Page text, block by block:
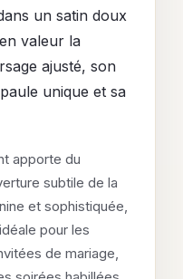
un satin doux
valeur la
ajusté, son
unique et sa
apporte du
subtile de la
et sophistiquée,
pour les
de mariage,